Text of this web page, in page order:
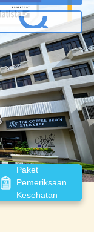
Paket
Pemeriksaan
Kesehatan